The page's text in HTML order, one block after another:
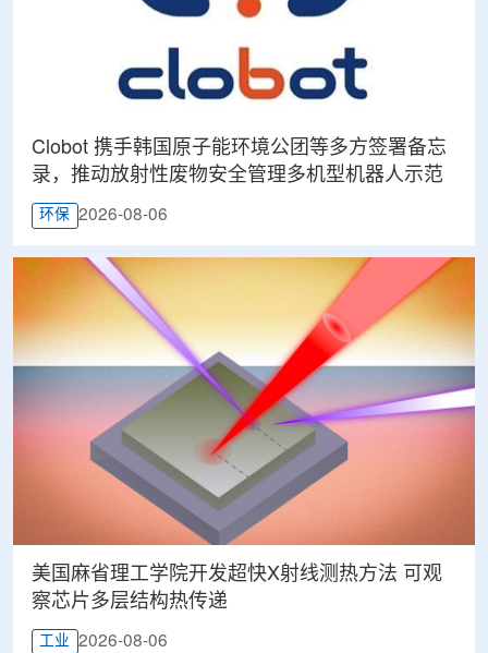
Clobot 携手韩国原子能环境公团等多方签署备忘
录，推动放射性废物安全管理多机型机器人示范
环保 2026-08-06
美国麻省理工学院开发超快X射线测热方法 可观
察芯片多层结构热传递
工业 2026-08-06